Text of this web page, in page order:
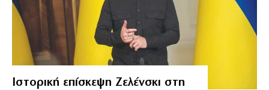
Ιστορική επίσκεψη Ζελένσκι στη